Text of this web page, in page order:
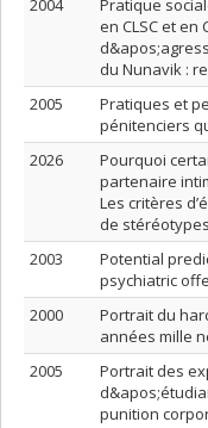
2004
Pratique
en CLSC et en
du Nunavik :
2005
Pratiques et
pénitenciers
2026
Pourquoi
partenaire
Les critères
de
2003
Potential
psychiatric
2000
Portrait du
années mille
2005
Portrait des
punition